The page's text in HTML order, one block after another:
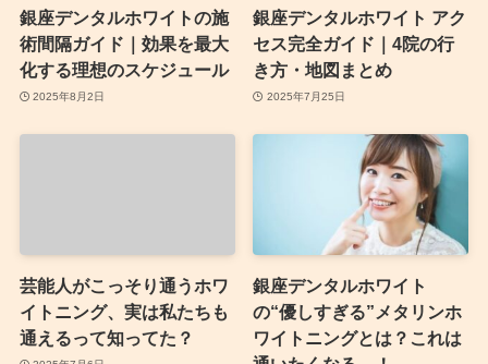
銀座デンタルホワイトの施
術間隔ガイド｜効果を最大
化する理想のスケジュール
2025年8月2日
銀座デンタルホワイト アク
セス完全ガイド｜4院の行
き方・地図まとめ
2025年7月25日
芸能人がこっそり通うホワ
イトニング、実は私たちも
通えるって知ってた？
銀座デンタルホワイト
の“優しすぎる”メタリンホ
ワイトニングとは？これは